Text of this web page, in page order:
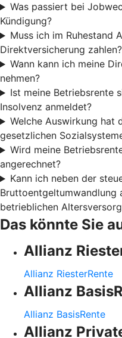
Was passiert bei
Kündigung?
Muss ich im Ruhestand
Direktversicherung zahlen?
Wann kann ich meine
nehmen?
Ist meine Betriebsrente
Insolvenz anmeldet?
Welche Auswirkung hat
gesetzlichen
Wird meine
angerechnet?
Kann ich neben der
Bruttoentgeltumwandlung
betrieblichen
Das könnte Sie
Allianz
Allianz RiesterRente
Allianz
Allianz BasisRente
Allianz